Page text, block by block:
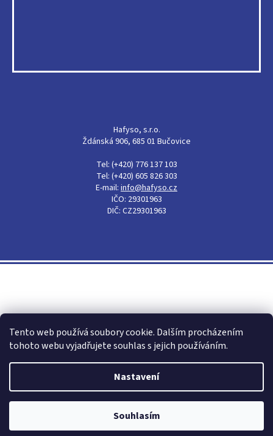
Tento web používá soubory cookie. Dalším procházením
tohoto webu vyjadřujete souhlas s jejich používáním.
Nastavení
Souhlasím
Hafyso, s.r.o.
Ždánská 906, 685 01 Bučovice
Tel: (+420) 776 137 103
Tel: (+420) 605 826 303
E-mail: info@hafyso.cz
IČO: 29301963
DIČ: CZ29301963
Copyright 2026Hafyso - obalový materiál, igelitové pytle,
mikroténové sáčky. Všechna práva vyhrazena.